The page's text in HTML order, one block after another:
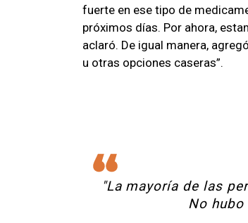
fuerte en ese tipo de
próximos días. Por ahora,
aclaró. De igual manera,
u otras opciones caseras”.
"La mayoría de las
No